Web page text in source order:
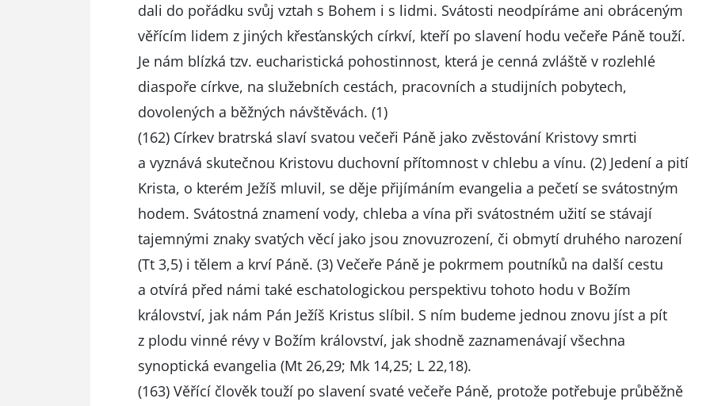
dali do pořádku svůj vztah s Bohem i s lidmi. Svátosti neodpíráme ani obráceným
věřícím lidem z jiných křesťanských církví, kteří po slavení hodu večeře Páně touží.
Je nám blízká tzv. eucharistická pohostinnost, která je cenná zvláště v rozlehlé
diaspoře církve, na služebních cestách, pracovních a studijních pobytech,
dovolených a běžných návštěvách. (1)
(162) Církev bratrská slaví svatou večeři Páně jako zvěstování Kristovy smrti
a vyznává skutečnou Kristovu duchovní přítomnost v chlebu a vínu. (2) Jedení a pití
Krista, o kterém Ježíš mluvil, se děje přijímáním evangelia a pečetí se svátostným
hodem. Svátostná znamení vody, chleba a vína při svátostném užití se stávají
tajemnými znaky svatých věcí jako jsou znovuzrození, či obmytí druhého narození
(Tt 3,5) i tělem a krví Páně. (3) Večeře Páně je pokrmem poutníků na další cestu
a otvírá před námi také eschatologickou perspektivu tohoto hodu v Božím
království, jak nám Pán Ježíš Kristus slíbil. S ním budeme jednou znovu jíst a pít
z plodu vinné révy v Božím království, jak shodně zaznamenávají všechna
synoptická evangelia (Mt 26,29; Mk 14,25; L 22,18).
(163) Věřící člověk touží po slavení svaté večeře Páně, protože potřebuje průběžně